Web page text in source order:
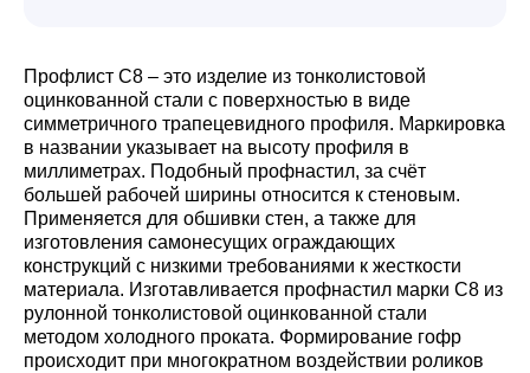
Профлист С8 – это изделие из тонколистовой
оцинкованной стали с поверхностью в виде
симметричного трапецевидного профиля. Маркировка
в названии указывает на высоту профиля в
миллиметрах. Подобный профнастил, за счёт
большей рабочей ширины относится к стеновым.
Применяется для обшивки стен, а также для
изготовления самонесущих ограждающих
конструкций с низкими требованиями к жесткости
материала. Изготавливается профнастил марки С8 из
рулонной тонколистовой оцинкованной стали
методом холодного проката. Формирование гофр
происходит при многократном воздействии роликов